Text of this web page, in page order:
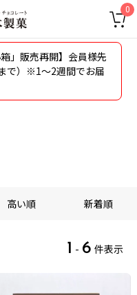
0
」販売再開】会員様先
で）※1～2週間でお届
高い順 新着順
1 - 6 件表示